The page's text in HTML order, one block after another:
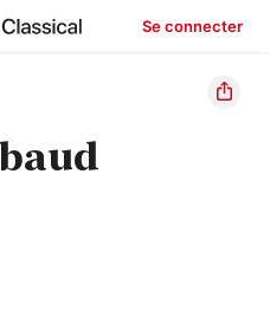
Se connecter